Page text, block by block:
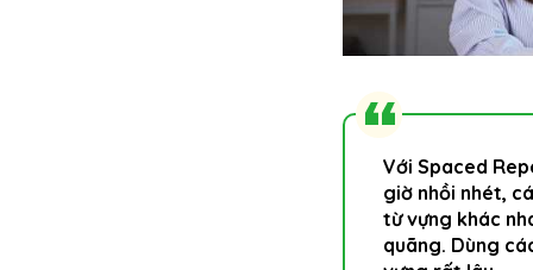
Với Spaced
giờ nhồi nhét,
từ vựng khác
quãng. Dùng